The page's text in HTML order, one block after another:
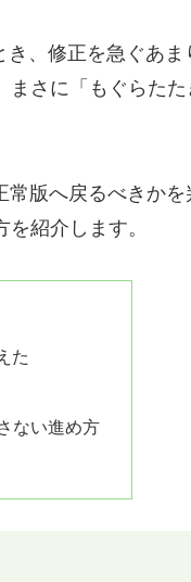
、修正を急ぐあま
さに「もぐらた
版へ戻るべきかを
紹介します。
た
ない進め方